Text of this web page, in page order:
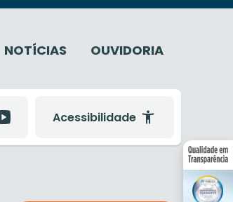
NOTÍCIAS OUVIDORIA
Acessibilidade